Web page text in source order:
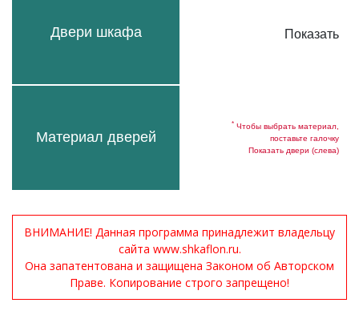
Двери шкафа
Материал дверей
Показать
* Чтобы выбрать материал,
поставьте галочку
Показать двери (слева)
ВНИМАНИЕ! Данная программа принадлежит владельцу
сайта www.shkaflon.ru.
Она запатентована и защищена Законом об Авторском
Праве. Копирование строго запрещено!